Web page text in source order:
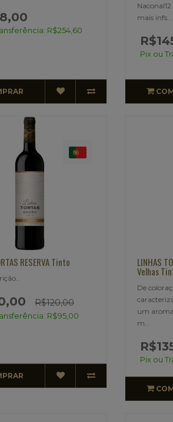
R$254,60
mais infs..
Pix ou
RESERVA Tinto
R$120,00
R$95,00
LINHAS
Velhas
De
um
m..
Pix ou